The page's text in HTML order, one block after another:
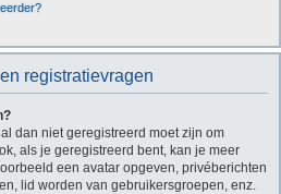
registratievragen
dan niet geregistreerd moet zijn om
als je geregistreerd bent, kan je meer
een avatar opgeven, privéberichten
lid worden van gebruikersgroepen, enz.